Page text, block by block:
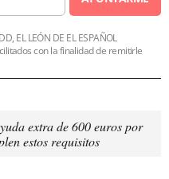
EL LEÓN DE EL ESPAÑOL
con la finalidad de remitirle
extra de 600 euros por
estos requisitos